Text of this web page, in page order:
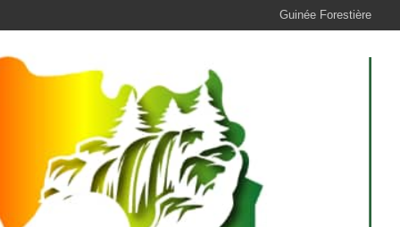
Guinée Forestière